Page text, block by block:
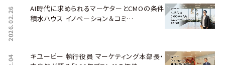
2026.02.26
AI時代に求められるマーケターとCMOの条件――
積水ハウス イノベーション＆コミ…
キユーピー 執行役員 マーケティング本部長・